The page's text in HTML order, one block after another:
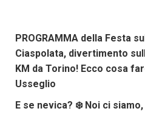
PROGRAMMA della Festa
Ciaspolata, divertimento
KM da Torino! Ecco cosa
Usseglio
E se nevica? ❄️ Noi ci